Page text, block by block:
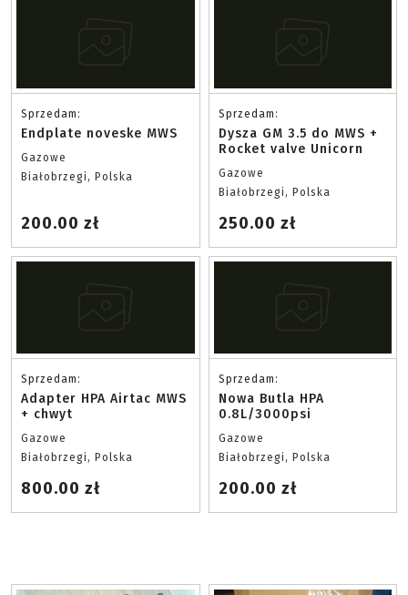
Sprzedam:
Endplate noveske MWS
Gazowe
Białobrzegi, Polska
200.00 zł
Sprzedam:
Dysza GM 3.5 do MWS +
Rocket valve Unicorn
Gazowe
Białobrzegi, Polska
250.00 zł
Sprzedam:
Adapter HPA Airtac MWS
+ chwyt
Gazowe
Białobrzegi, Polska
800.00 zł
Sprzedam:
Nowa Butla HPA
0.8L/3000psi
Gazowe
Białobrzegi, Polska
200.00 zł